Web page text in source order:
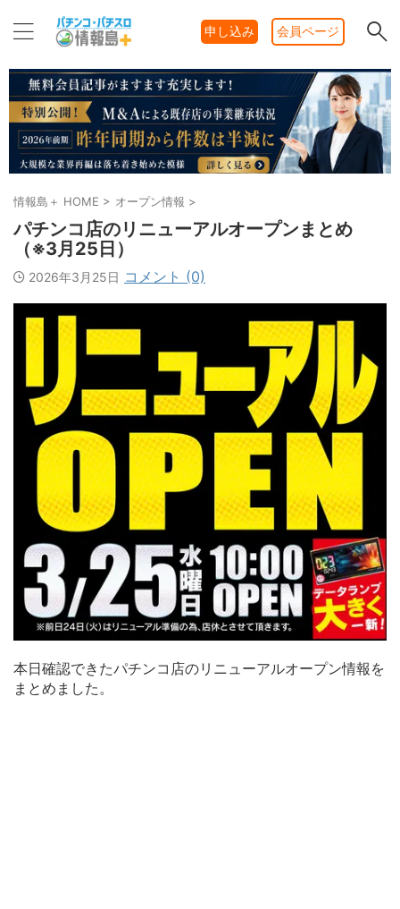
申し込み 会員ページ
情報島＋ HOME > オープン情報 >
パチンコ店のリニューアルオープンまとめ
（※3月25日）
2026年3月25日 コメント (0)
本日確認できたパチンコ店のリニューアルオープン情報を
まとめました。